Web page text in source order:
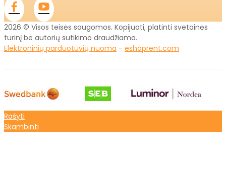
2026 © Visos teisės saugomos. Kopijuoti, platinti svetainės
turinį be autorių sutikimo draudžiama.
Elektroninių parduotuvių nuoma - eshoprent.com
Rašyti
Skambinti